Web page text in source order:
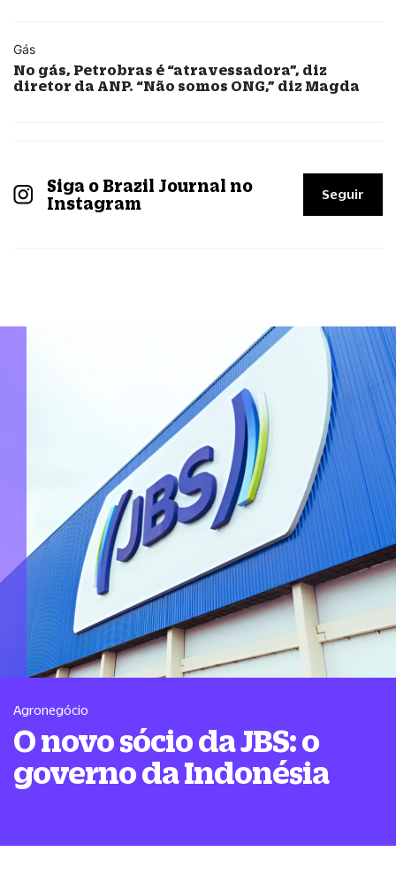
Gás
No gás, Petrobras é “atravessadora”, diz
diretor da ANP. “Não somos ONG,” diz Magda
Siga o Brazil Journal no
Instagram
Seguir
Agronegócio
O novo sócio da JBS: o
governo da Indonésia